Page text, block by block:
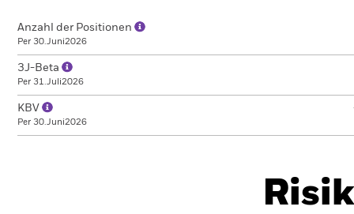
Anzahl der Positionen
Per 30.Juni2026
3J-Beta
Per 31.Juli2026
KBV
Per 30.Juni2026